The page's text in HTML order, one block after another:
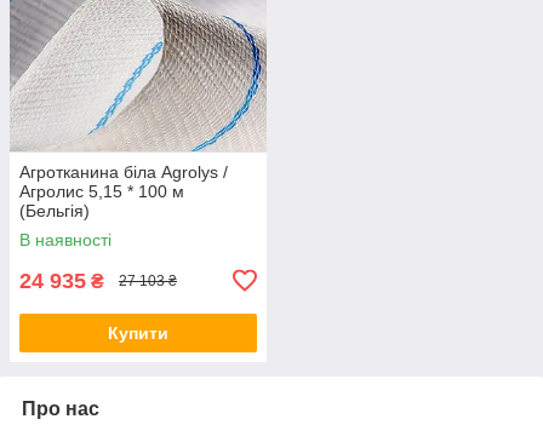
Агротканина біла Agrolys /
Агролис 5,15 * 100 м
(Бельгія)
В наявності
24 935 ₴ 27 103 ₴
Купити
Про нас